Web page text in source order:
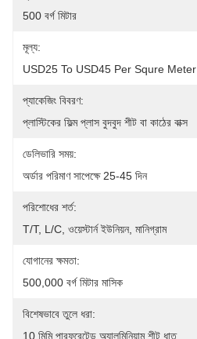
500 বর্গ মিটার
মূল্য:
USD25 To USD45 Per Squre Meter
প্যাকেজিং বিবরণ:
প্লাস্টিকের ফিল্ম প্লাস বুদবুদ শীট বা কাঠের বাক্স
ডেলিভারি সময়:
অর্ডার পরিমাণ সাপেক্ষে 25-45 দিন
পরিশোধের শর্ত:
T/T, L/C, ওয়েস্টার্ন ইউনিয়ন, মানিগ্রাম
যোগানের ক্ষমতা:
500,000 বর্গ মিটার মাসিক
বিশেষভাবে তুলে ধরা:
10 মিমি পারফরেটেড অ্যালুমিনিয়াম শীট ধাতু,